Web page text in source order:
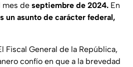
mes de septiembre de 2024. En
un asunto de carácter federal,
Fiscal General de la República,
confío en que a la brevedad